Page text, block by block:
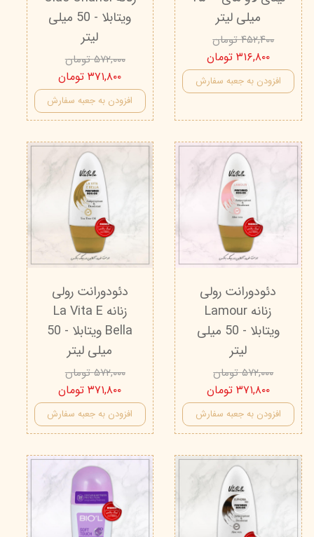
میلی لیتر
۴۵۲,۴۰۰ تومان
۳۱۶,۸۰۰ تومان
افزودن به جعبه سفارش
ویتابلا - 50 میلی
لیتر
۵۷۲,۰۰۰ تومان
۳۷۱,۸۰۰ تومان
افزودن به جعبه سفارش
دئودورانت رولی
زنانه Lamour
ویتابلا - 50 میلی
لیتر
۵۷۲,۰۰۰ تومان
۳۷۱,۸۰۰ تومان
افزودن به جعبه سفارش
دئودورانت رولی
زنانه La Vita E
Bella ویتابلا - 50
میلی لیتر
۵۷۲,۰۰۰ تومان
۳۷۱,۸۰۰ تومان
افزودن به جعبه سفارش